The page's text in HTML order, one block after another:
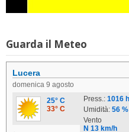
Guarda il Meteo